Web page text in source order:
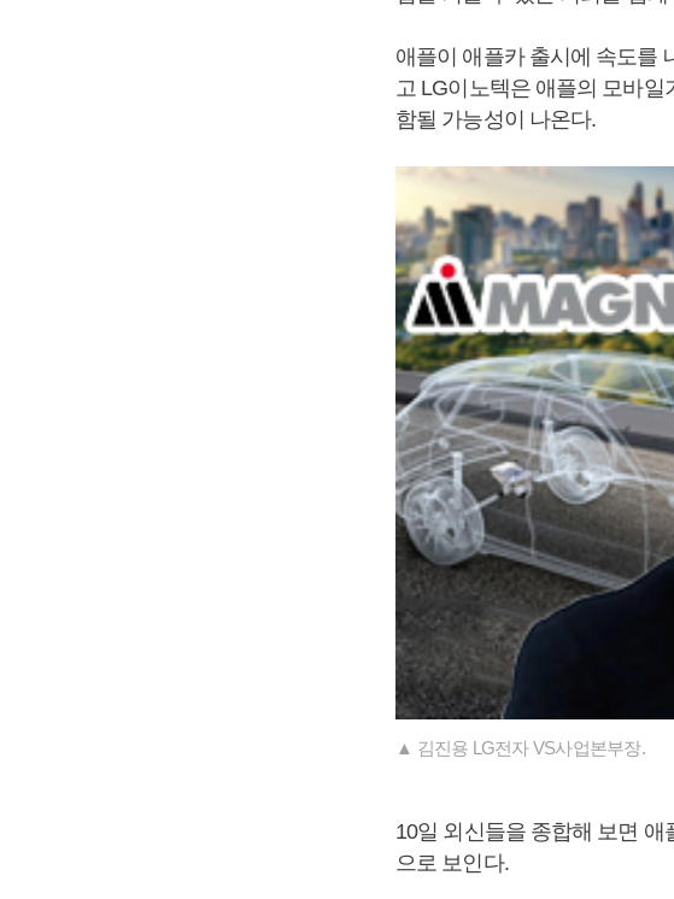
애플이 애플카 출시에 속도를
고 LG이노텍은 애플의 모바
함될 가능성이 나온다.
▲ 김진용 LG전자 VS사업본부장.
10일 외신들을 종합해 보면
으로 보인다.